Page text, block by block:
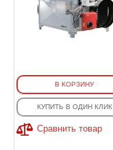
В КОРЗИНУ
КУПИТЬ В ОДИН КЛИК
Сравнить товар